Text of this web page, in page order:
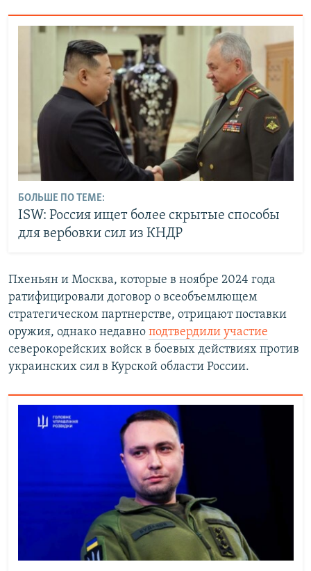
БОЛЬШЕ ПО ТЕМЕ:
ISW: Россия ищет более скрытые способы
для вербовки сил из КНДР
Пхеньян и Москва, которые в ноябре 2024 года
ратифицировали договор о всеобъемлющем
стратегическом партнерстве, отрицают поставки
оружия, однако недавно подтвердили участие
северокорейских войск в боевых действиях против
украинских сил в Курской области России.